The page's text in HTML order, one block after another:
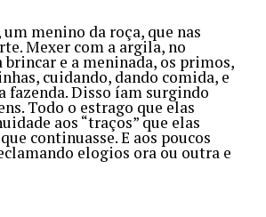
menino da roça, que nas
Mexer com a argila, no
e a meninada, os primos,
cuidando, dando comida, e
fazenda. Disso íam surgindo
Todo o estrago que elas
aos “traços” que elas
continuasse. E aos poucos
elogios ora ou outra e